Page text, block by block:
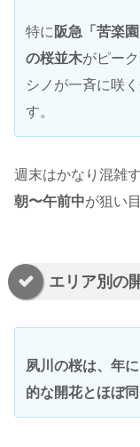
特に 阪急「苦楽
の桜並木がピー
シノが一斉に咲
す。
週末はかなり混雑
朝〜午前中が狙い
エリア別の
夙川の桜は、年
的な開花とほぼ